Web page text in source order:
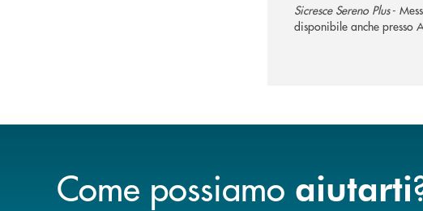
Sicresce Sereno Plus-
disponibile anche presso
Come possiamo aiutarti